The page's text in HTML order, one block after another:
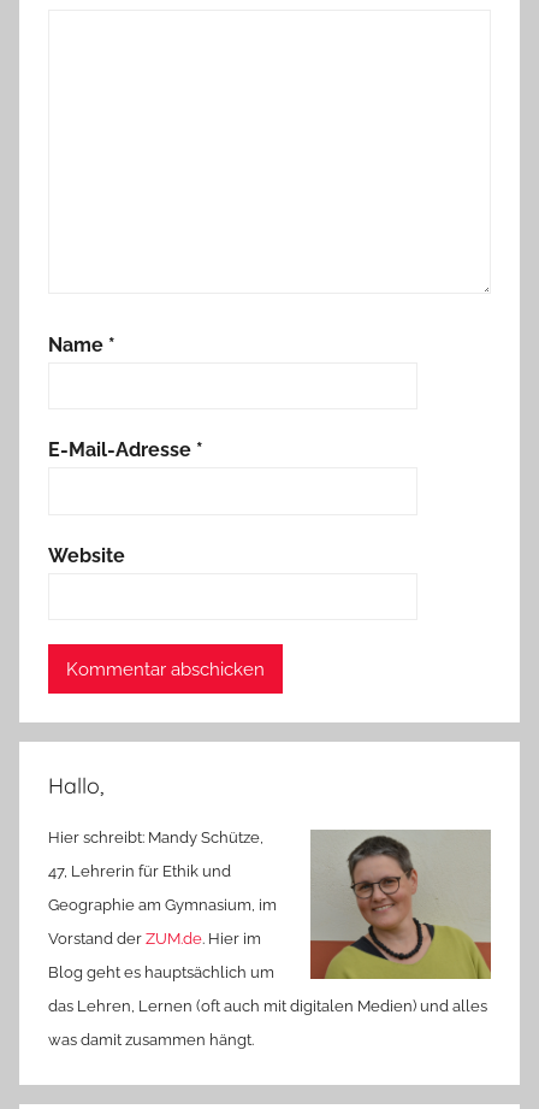
Name *
E-Mail-Adresse *
Website
Hallo,
Hier schreibt: Mandy Schütze,
47, Lehrerin für Ethik und
Geographie am Gymnasium, im
Vorstand der ZUM.de. Hier im
Blog geht es hauptsächlich um
das Lehren, Lernen (oft auch mit digitalen Medien) und alles
was damit zusammen hängt.